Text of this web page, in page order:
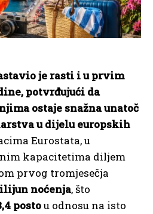
je rasti i u prvim
potvrđujući da
ostaje snažna unatoč
u dijelu europskih
Eurostata, u
kapacitetima diljem
prvog tromjesečja
noćenja, što
postou odnosu na isto